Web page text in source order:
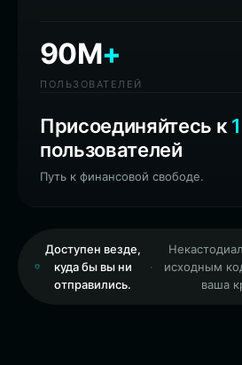
90M+
ПОЛЬЗОВАТЕЛЕЙ
Присоединяйтесь к
пользователей
Путь к финансовой свободе.
Доступен везде,
куда бы вы ни
отправились.
·
исходным
ваша